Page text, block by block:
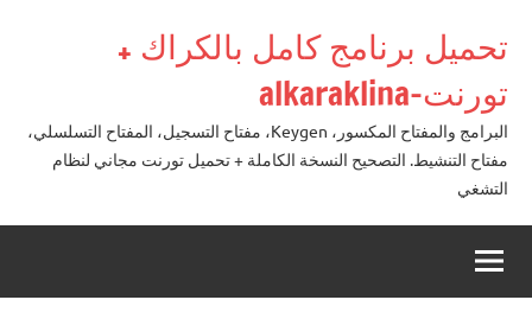
تحميل برنامج كامل بالكراك +
تورنت-alkaraklina
البرامج والمفتاح المكسور، Keygen، مفتاح التسجيل، المفتاح التسلسلي،
مفتاح التنشيط. التصحيح النسخة الكاملة + تحميل تورنت مجاني لنظام
التشغي